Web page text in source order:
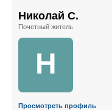
Николай С.
Почетный житель
Н
Просмотреть профиль